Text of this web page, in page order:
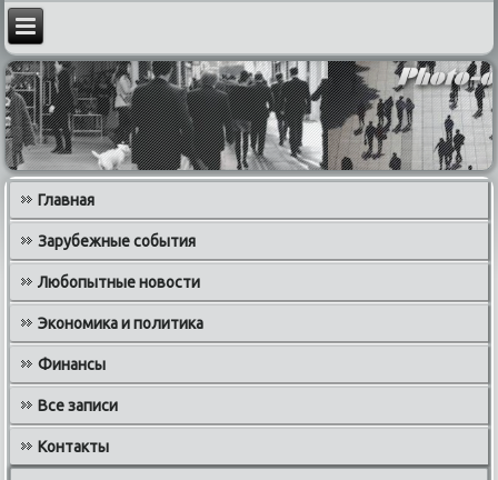
Главная
Зарубежные события
Любопытные новости
Экономика и политика
Финансы
Все записи
Контакты